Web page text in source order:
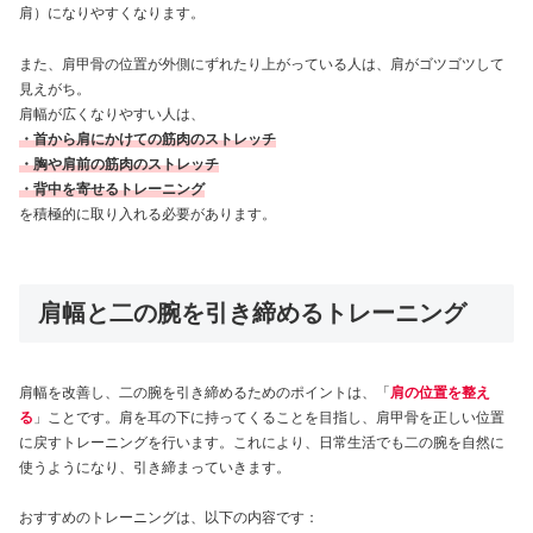
肩）になりやすくなります。
また、肩甲骨の位置が外側にずれたり上がっている人は、肩がゴツゴツして
見えがち。
肩幅が広くなりやすい人は、
・首から肩にかけての筋肉のストレッチ
・胸や肩前の筋肉のストレッチ
・背中を寄せるトレーニング
を積極的に取り入れる必要があります。
肩幅と二の腕を引き締めるトレーニング
肩幅を改善し、二の腕を引き締めるためのポイントは、「肩の位置を整え
る 」ことです。肩を耳の下に持ってくることを目指し、肩甲骨を正しい位置
に戻すトレーニングを行います。これにより、日常生活でも二の腕を自然に
使うようになり、引き締まっていきます。
おすすめのトレーニングは、以下の内容です：